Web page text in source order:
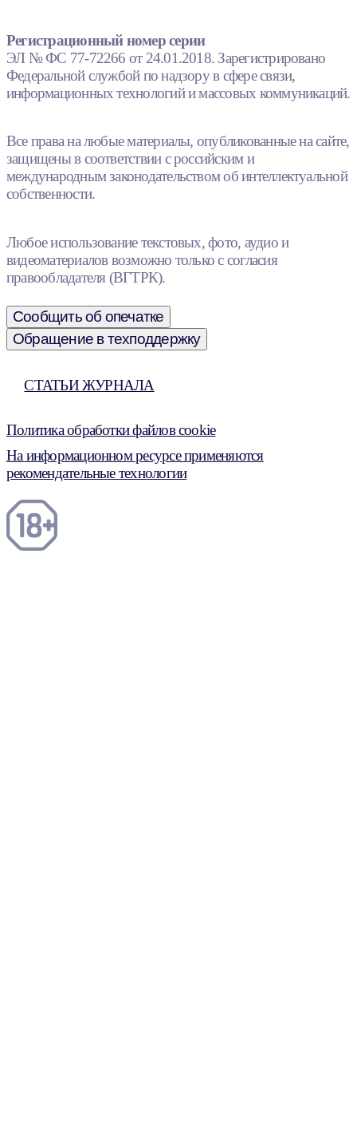
Регистрационный номер серии
ЭЛ № ФС 77-72266 от 24.01.2018. Зарегистрировано
Федеральной службой по надзору в сфере связи,
информационных технологий и массовых коммуникаций.
Все права на любые материалы, опубликованные на сайте,
защищены в соответствии с российским и
международным законодательством об интеллектуальной
собственности.
Любое использование текстовых, фото, аудио и
видеоматериалов возможно только с согласия
правообладателя (ВГТРК).
Сообщить об опечатке
Обращение в техподдержку
СТАТЬИ ЖУРНАЛА
Политика обработки файлов cookie
На информационном ресурсе применяются
рекомендательные технологии